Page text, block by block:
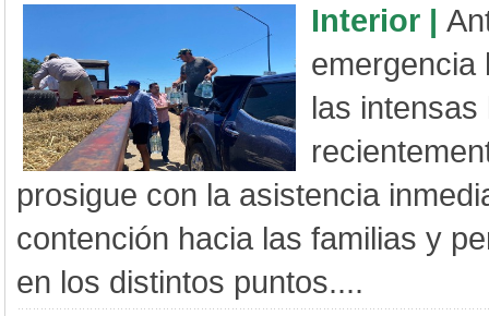
Interior |
emergencia
las
prosigue con la asistencia
contención hacia las familias y
en los distintos puntos....